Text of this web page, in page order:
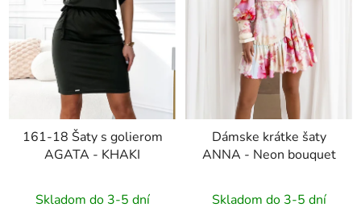
161-18 Šaty s golierom
AGATA - KHAKI
Skladom do 3-5 dní
Dámske krátke šaty
ANNA - Neon bouquet
Skladom do 3-5 dní